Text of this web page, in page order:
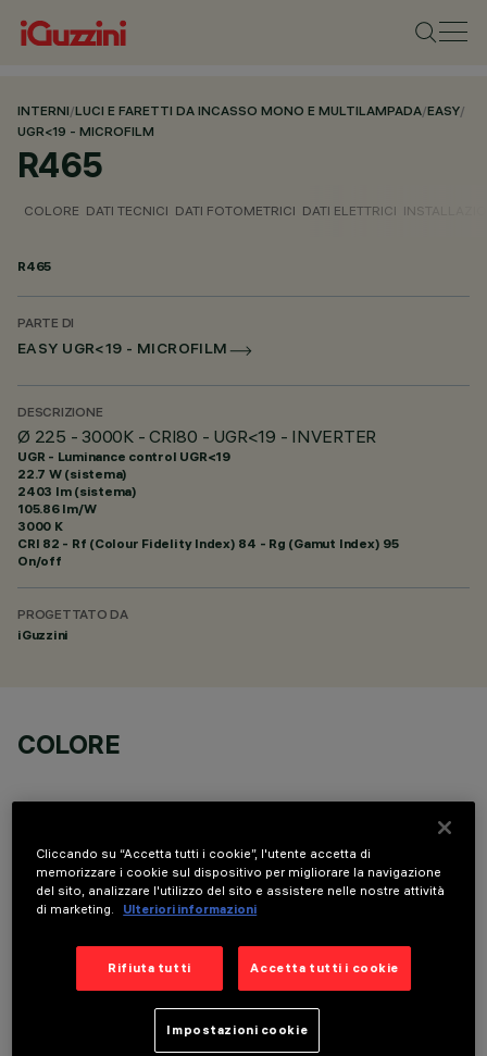
INTERNI/LUCI E FARETTI DA INCASSO MONO E MULTILAMPADA/EASY/
UGR<19 - MICROFILM
R465
COLORE DATI TECNICI DATI FOTOMETRICI DATI ELETTRICI
R465
PARTE DI
EASY UGR<19 - MICROFILM
DESCRIZIONE
Ø 225 - 3000K - CRI80 - UGR<19 - INVERTER
UGR - Luminance control UGR<19
22.7 W (sistema)
2403 lm (sistema)
105.86 lm/W
3000 K
CRI 82 - Rf (Colour Fidelity Index) 84 - Rg (Gamut Index) 95
On/off
PROGETTATO DA
iGuzzini
COLORE
DATI TECNICI
DESCRIZIONE
Apparecchio rotondo fisso finalizzato all'utilizzo di sorgente
Cliccando su “Accetta tutti i cookie”, l'utente accetta di
memorizzare i cookie sul dispositivo per migliorare la navigazione
del sito, analizzare l'utilizzo del sito e assistere nelle nostre attività
di marketing.
Ulteriori informazioni
Rifiuta tutti Accetta tutti i cookie
Impostazioni cookie